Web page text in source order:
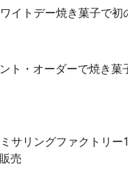
トデー焼き菓子で初
ーダーで焼き菓子
リングファクトリー
売